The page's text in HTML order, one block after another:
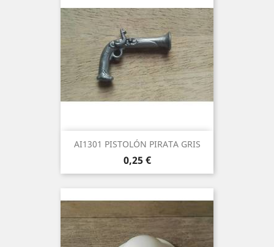
AI1301 PISTOLÓN PIRATA GRIS
Precio
0,25 €